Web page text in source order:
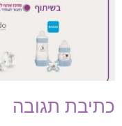
כתיבת תגובה